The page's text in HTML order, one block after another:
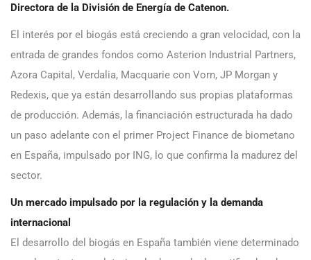
Directora de la División de Energía de Catenon.
El interés por el biogás está creciendo a gran velocidad, con la
entrada de grandes fondos como Asterion Industrial Partners,
Azora Capital, Verdalia, Macquarie con Vorn, JP Morgan y
Redexis, que ya están desarrollando sus propias plataformas
de producción. Además, la financiación estructurada ha dado
un paso adelante con el primer Project Finance de biometano
en España, impulsado por ING, lo que confirma la madurez del
sector.
Un mercado impulsado por la regulación y la demanda
internacional
El desarrollo del biogás en España también viene determinado